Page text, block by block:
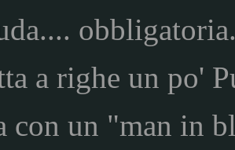
a righe un po'
con un "man in